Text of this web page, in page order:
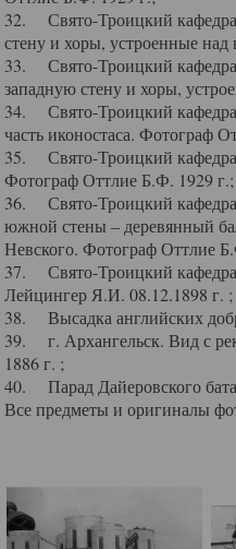
32. Свято-Троицкий
стену и хоры, устроенные
33. Свято-Троицкий
западную стену и хоры,
34. Свято-Троицкий
часть иконостаса. Фотограф
35. Свято-Троицкий
Фотограф Оттлие Б.Ф. 1929 г.;
36. Свято-Троицкий
южной стены – деревянный
Невского. Фотограф Оттлие
37. Свято-Троицкий
Лейцингер Я.И. 08.12.1898 г. ;
38. Высадка английских
39. г. Архангельск. Вид с
1886 г. ;
40. Парад Дайеровского
Все предметы и оригиналы